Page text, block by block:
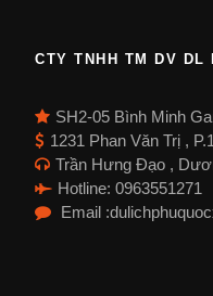
CTY TNHH TM DV DL
SH2-05 Bình Minh
1231 Phan Văn Trị ,
Trần Hưng Đạo ,
Hotline: 0963551271
Email